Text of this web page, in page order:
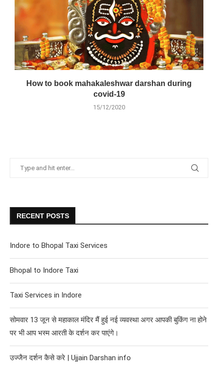
How to book mahakaleshwar darshan during
covid-19
15/12/2020
RECENT POSTS
Indore to Bhopal Taxi Services
Bhopal to Indore Taxi
Taxi Services in Indore
सोमवार 13 जून से महाकाल मंदिर मैं हुई नई व्यवस्था अगर आपकी बुकिंग ना होने
पर भी आप भस्म आरती के दर्शन कर पाएंगे।
उज्जैन दर्शन कैसे करे | Ujjain Darshan info